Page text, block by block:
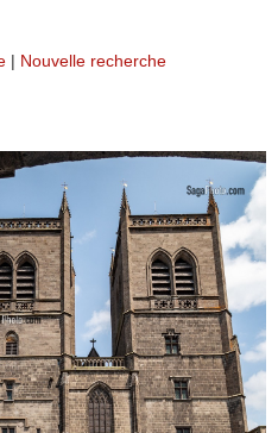
| Nouvelle recherche